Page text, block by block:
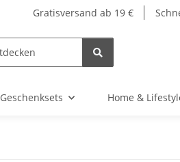
Gratisversand ab 19 €
Geschenksets Home &